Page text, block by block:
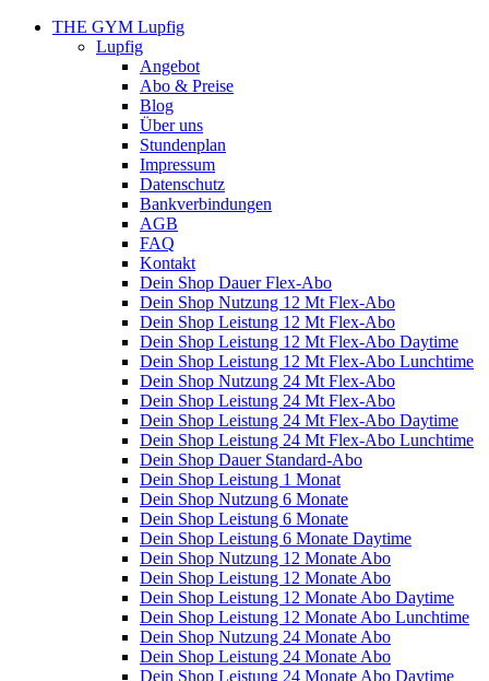
THE GYM Lupfig
Lupfig
Angebot
Abo & Preise
Blog
Über uns
Stundenplan
Impressum
Datenschutz
Bankverbindungen
AGB
FAQ
Kontakt
Dein Shop Dauer Flex-Abo
Dein Shop Nutzung 12 Mt Flex-Abo
Dein Shop Leistung 12 Mt Flex-Abo
Dein Shop Leistung 12 Mt Flex-Abo Daytime
Dein Shop Leistung 12 Mt Flex-Abo Lunchtime
Dein Shop Nutzung 24 Mt Flex-Abo
Dein Shop Leistung 24 Mt Flex-Abo
Dein Shop Leistung 24 Mt Flex-Abo Daytime
Dein Shop Leistung 24 Mt Flex-Abo Lunchtime
Dein Shop Dauer Standard-Abo
Dein Shop Leistung 1 Monat
Dein Shop Nutzung 6 Monate
Dein Shop Leistung 6 Monate
Dein Shop Leistung 6 Monate Daytime
Dein Shop Nutzung 12 Monate Abo
Dein Shop Leistung 12 Monate Abo
Dein Shop Leistung 12 Monate Abo Daytime
Dein Shop Leistung 12 Monate Abo Lunchtime
Dein Shop Nutzung 24 Monate Abo
Dein Shop Leistung 24 Monate Abo
Dein Shop Leistung 24 Monate Abo Daytime